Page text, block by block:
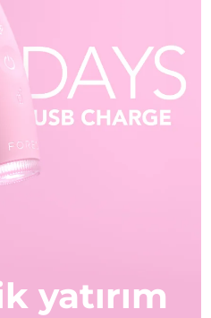
yatırım